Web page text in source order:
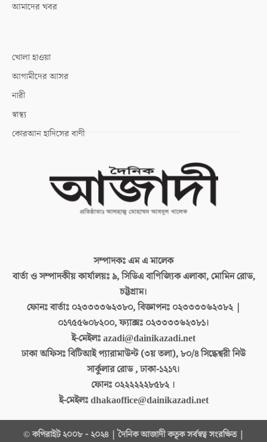
আমাদের খবর
খোলা হাওয়া
আগামীদের আসর
নারী
স্বাস্থ্য
কোরআন হাদিসের বাণী
সম্পাদকঃএম এ মালেক
বার্তা ও সম্পাদকীয় কার্যালয়ঃ৯, সিডিএ বাণিজ্যিক এলাকা, মোমিন রোড,
চট্টগ্রাম।
ফোনঃ বার্তাঃ ০২৩৩৩৩৬২৩৮০, বিজ্ঞাপনঃ ০২৩৩৩৩৬২৩৮২ |
০১৭৫৫৬০৮২০০, ফ্যাক্সঃ ০২৩৩৩৩৬২৩৮১।
ই-মেইলঃazadi@dainikazadi.net
ঢাকা অফিসঃবিটিআই প্যারামাউন্ট (৩য় তলা), ৮০/৪ সিদ্ধেশ্বরী নিউ
সার্কুলার রোড , ঢাকা-১২১৭।
ফোনঃ ০২২২২২২৮৫৮২ ।
ই-মেইলঃdhakaoffice@dainikazadi.net
© কপিরাইট ২০০৮ - ২০২৪ | দৈনিক আজাদী কতৃক সর্বস্বত্ব সংরক্ষিত |